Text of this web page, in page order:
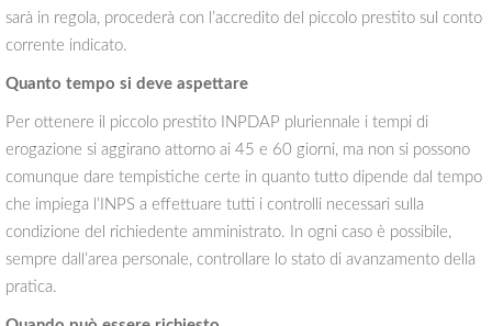
sarà in regola, procederà con l’accredito del piccolo prestito sul conto
corrente indicato.
Quanto tempo si deve aspettare
Per ottenere il piccolo prestito INPDAP pluriennale i tempi di
erogazione si aggirano attorno ai 45 e 60 giorni, ma non si possono
comunque dare tempistiche certe in quanto tutto dipende dal tempo
che impiega l’INPS a effettuare tutti i controlli necessari sulla
condizione del richiedente amministrato. In ogni caso è possibile,
sempre dall’area personale, controllare lo stato di avanzamento della
pratica.